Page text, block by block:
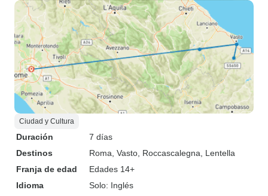
Ciudad y Cultura
Duración
7 días
Destinos
Roma , Vasto , Roccascalegna , Lentella
Franja de edad
Edades 14+
Idioma
Solo: Inglés